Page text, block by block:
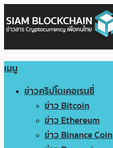
เมนู
ข่าวคริปโตเคอเรนซี่
ข่าว Bitcoin
ข่าว Ethereum
ข่าว Binance Coin